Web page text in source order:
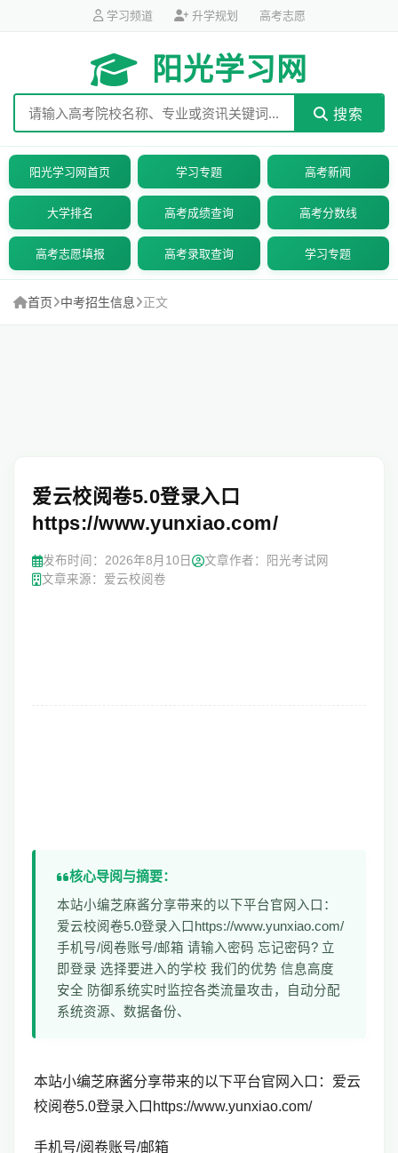
学习频道 升学规划 高考志愿
阳光学习网
搜索
阳光学习网首页 学习专题 高考新闻
大学排名 高考成绩查询 高考分数线
高考志愿填报 高考录取查询 学习专题
首页 中考招生信息 正文
爱云校阅卷5.0登录入口
https://www.yunxiao.com/
发布时间： 2026年8月10日
文章作者：阳光考试网
文章来源：爱云校阅卷
核心导阅与摘要：
本站小编芝麻酱分享带来的以下平台官网入口：
爱云校阅卷5.0登录入口https://www.yunxiao.com/
手机号/阅卷账号/邮箱 请输入密码 忘记密码? 立
即登录 选择要进入的学校 我们的优势 信息高度
安全 防御系统实时监控各类流量攻击，自动分配
系统资源、数据备份、
本站小编芝麻酱分享带来的以下平台官网入口： 爱云
校阅卷5.0登录入口https://www.yunxiao.com/
手机号/阅卷账号/邮箱